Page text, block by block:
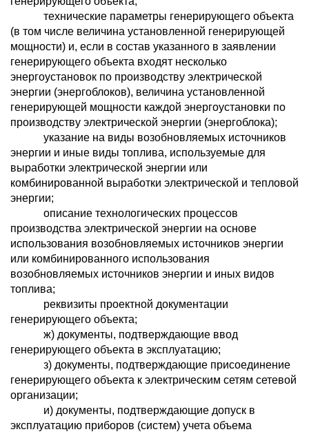
технические параметры генерирующего объекта
(в том числе величина установленной генерирующей
мощности) и, если в состав указанного в заявлении
генерирующего объекта входят несколько
энергоустановок по производству электрической
энергии (энергоблоков), величина установленной
генерирующей мощности каждой энергоустановки по
производству электрической энергии (энергоблока);
указание на виды возобновляемых источников
энергии и иные виды топлива, используемые для
выработки электрической энергии или
комбинированной выработки электрической и тепловой
энергии;
описание технологических процессов
производства электрической энергии на основе
использования возобновляемых источников энергии
или комбинированного использования
возобновляемых источников энергии и иных видов
топлива;
реквизиты проектной документации
генерирующего объекта;
ж) документы, подтверждающие ввод
генерирующего объекта в эксплуатацию;
з) документы, подтверждающие присоединение
генерирующего объекта к электрическим сетям сетевой
организации;
и) документы, подтверждающие допуск в
эксплуатацию приборов (систем) учета объема